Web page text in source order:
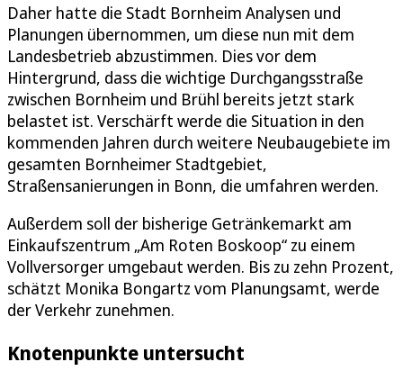
Daher hatte die Stadt Bornheim Analysen und
Planungen übernommen, um diese nun mit dem
Landesbetrieb abzustimmen. Dies vor dem
Hintergrund, dass die wichtige Durchgangsstraße
zwischen Bornheim und Brühl bereits jetzt stark
belastet ist. Verschärft werde die Situation in den
kommenden Jahren durch weitere Neubaugebiete im
gesamten Bornheimer Stadtgebiet,
Straßensanierungen in Bonn, die umfahren werden.
Außerdem soll der bisherige Getränkemarkt am
Einkaufszentrum „Am Roten Boskoop“ zu einem
Vollversorger umgebaut werden. Bis zu zehn Prozent,
schätzt Monika Bongartz vom Planungsamt, werde
der Verkehr zunehmen.
Knotenpunkte untersucht